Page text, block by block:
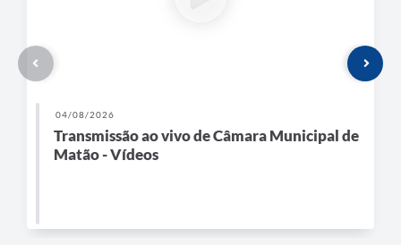
04/08/2026
Transmissão ao vivo de Câmara Municipal de
Matão - Vídeos